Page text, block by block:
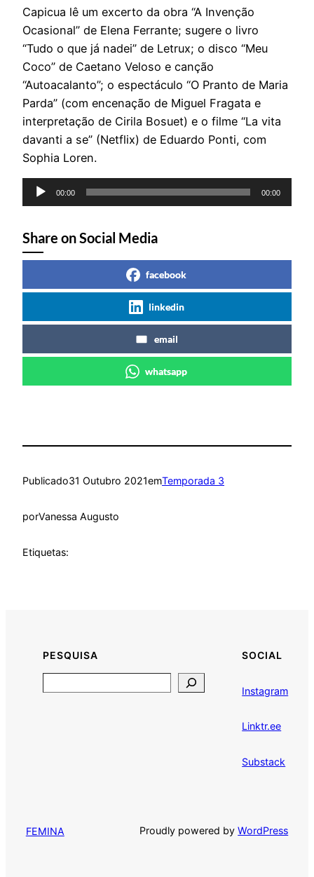
Capicua lê um excerto da obra “A Invenção
Ocasional” de Elena Ferrante; sugere o livro
“Tudo o que já nadei” de Letrux; o disco “Meu
Coco” de Caetano Veloso e canção
“Autoacalanto”; o espectáculo “O Pranto de Maria
Parda” (com encenação de Miguel Fragata e
interpretação de Cirila Bosuet) e o filme “La vita
davanti a se” (Netflix) de Eduardo Ponti, com
Sophia Loren.
Reprodutor
de
00:00 00:00
Share on Social Media
facebook
linkedin
email
whatsapp
Publicado31 Outubro 2021emTemporada 3
porVanessa Augusto
Etiquetas:
PESQUISA SOCIAL
Instagram
Linktr.ee
Substack
FEMINA Proudly powered byWordPress